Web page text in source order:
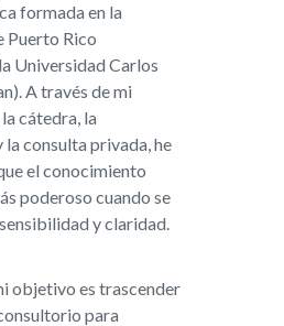
formada en la
Puerto Rico
Universidad Carlos
A través de mi
cátedra, la
consulta privada, he
el conocimiento
poderoso cuando se
y claridad.
objetivo es trascender
para